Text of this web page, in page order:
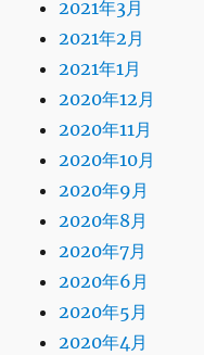
2021年3月
2021年2月
2021年1月
2020年12月
2020年11月
2020年10月
2020年9月
2020年8月
2020年7月
2020年6月
2020年5月
2020年4月